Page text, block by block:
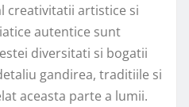
creativitatii artistice si
autentice sunt
diversitati si bogatii
gandirea, traditiile si
aceasta parte a lumii.